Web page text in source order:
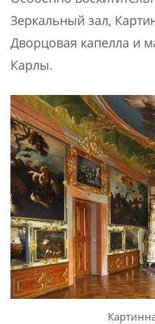
Зеркальный зал,
Дворцовая капелла и
Карлы.